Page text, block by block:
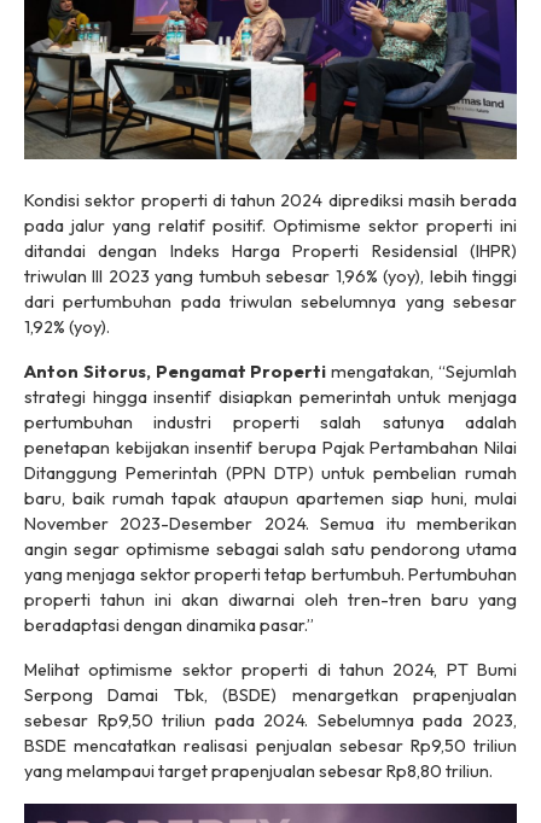
Kondisi sektor properti di tahun 2024 diprediksi masih berada
pada jalur yang relatif positif. Optimisme sektor properti ini
ditandai dengan Indeks Harga Properti Residensial (IHPR)
triwulan III 2023 yang tumbuh sebesar 1,96% (yoy), lebih tinggi
dari pertumbuhan pada triwulan sebelumnya yang sebesar
1,92% (yoy).
Anton Sitorus, Pengamat Properti mengatakan, “Sejumlah
strategi hingga insentif disiapkan pemerintah untuk menjaga
pertumbuhan industri properti salah satunya adalah
penetapan kebijakan insentif berupa Pajak Pertambahan Nilai
Ditanggung Pemerintah (PPN DTP) untuk pembelian rumah
baru, baik rumah tapak ataupun apartemen siap huni, mulai
November 2023-Desember 2024. Semua itu memberikan
angin segar optimisme sebagai salah satu pendorong utama
yang menjaga sektor properti tetap bertumbuh. Pertumbuhan
properti tahun ini akan diwarnai oleh tren-tren baru yang
beradaptasi dengan dinamika pasar.”
Melihat optimisme sektor properti di tahun 2024, PT Bumi
Serpong Damai Tbk, (BSDE) menargetkan prapenjualan
sebesar Rp9,50 triliun pada 2024. Sebelumnya pada 2023,
BSDE mencatatkan realisasi penjualan sebesar Rp9,50 triliun
yang melampaui target prapenjualan sebesar Rp8,80 triliun.